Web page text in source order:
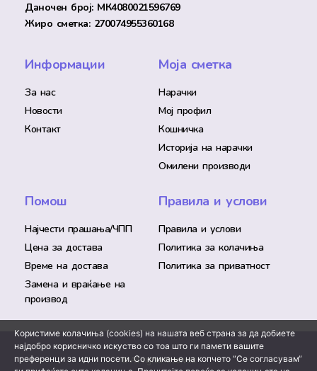
Даночен број: МК4080021596769
Жиро сметка: 270074955360168
Информации
За нас
Новости
Контакт
Моја сметка
Нарачки
Мој профил
Кошничка
Историја на нарачки
Омилени производи
Помош
Најчести прашања/ЧПП
Цена за достава
Време на достава
Замена и враќање на
производ
Правила и услови
Правила и услови
Политика за колачиња
Политика за приватност
© All rights reserved
Користиме колачиња (cookies) на нашата веб страна за да добиете
најдобро корисничко искуство со тоа што ги памети вашите
преференци за идни посети. Со кликање на копчето “Се согласувам“